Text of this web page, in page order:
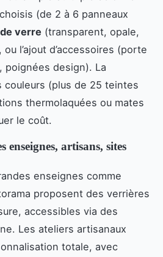
choisis (de 2 à 6 panneaux
verre (transparent, opale,
l’ajout d’accessoires (porte
poignées design). La
couleurs (plus de 25 teintes
thermolaquées ou mates
le coût.
enseignes, artisans, sites
enseignes comme
proposent des verrières
accessibles via des
Les ateliers artisanaux
totale, avec